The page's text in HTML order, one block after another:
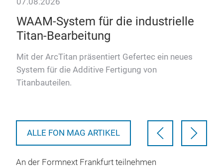
WAAM-System für die industrielle
Titan-Bearbeitung
Mit der ArcTitan präsentiert Gefertec ein neues
System für die Additive Fertigung von
Titanbauteilen.
ALLE FON MAG ARTIKEL
An der Formnext Frankfurt teilnehmen